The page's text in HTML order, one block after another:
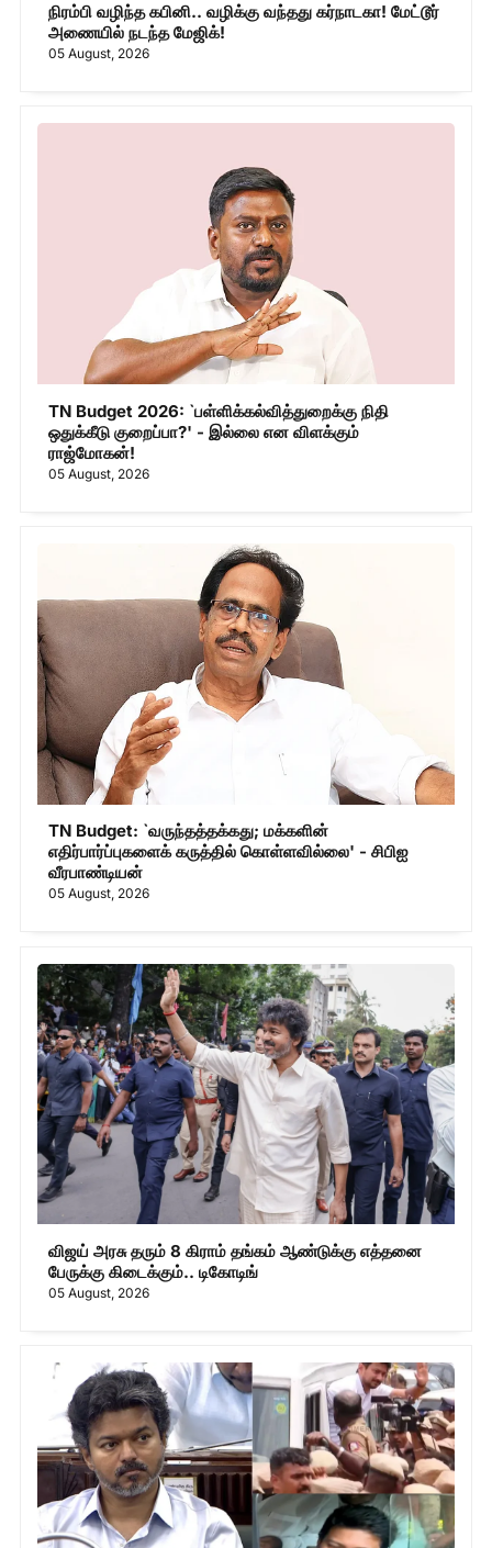
நிரம்பி வழிந்த கபினி.. வழிக்கு வந்தது கர்நாடகா! மேட்டூர்
அணையில் நடந்த மேஜிக்!
05 August, 2026
TN Budget 2026: `பள்ளிக்கல்வித்துறைக்கு நிதி
ஒதுக்கீடு குறைப்பா?' - இல்லை என விளக்கும்
ராஜ்மோகன்!
05 August, 2026
TN Budget: `வருந்தத்தக்கது; மக்களின்
எதிர்பார்ப்புகளைக் கருத்தில் கொள்ளவில்லை' - சிபிஐ
வீரபாண்டியன்
05 August, 2026
விஜய் அரசு தரும் 8 கிராம் தங்கம் ஆண்டுக்கு எத்தனை
பேருக்கு கிடைக்கும்.. டிகோடிங்
05 August, 2026